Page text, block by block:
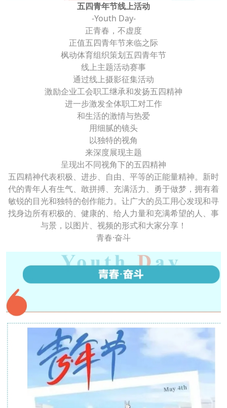
五四青年节线上活动
-Youth Day-
正青春，不虚度
正值五四青年节来临之际
枫动体育组织策划五四青年节
线上主题活动赛事
通过线上摄影征集活动
激励企业工会职工继承和发扬五四精神
进一步激发全体职工对工作
和生活的激情与热爱
用细腻的镜头
以独特的视角
来深度展现主题
呈现出不同视角下的五四精神
五四精神代表积极、进步、自由、平等的正能量精神。新时
代的青年人有生气、敢拼搏、充满活力、勇于做梦，拥有着
敏锐的目光和独特的创作能力。让广大的员工用心发现和寻
找身边所有积极的、健康的、给人力量和充满希望的人、事
与景，以图片、视频的形式和大家分享！
青春·奋斗